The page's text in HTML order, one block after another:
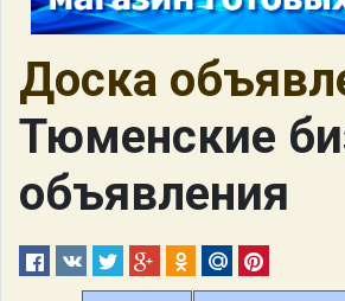
Доска
Тюменские
объявления